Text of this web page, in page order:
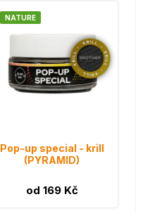
NATURE
Pop-up special - krill
(PYRAMID)
od 169 Kč